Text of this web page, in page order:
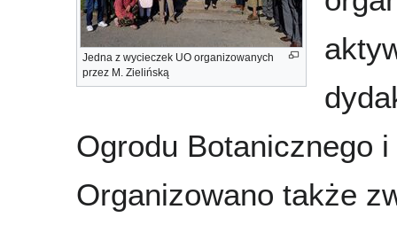
Jedna z wycieczek UO organizowanych
przez M. Zielińską
Ogrodu Botanicznego
Organizowano także